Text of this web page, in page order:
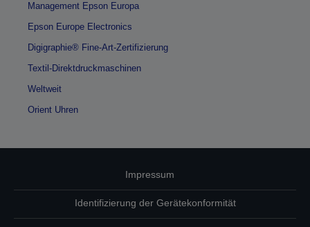
Management Epson Europa
Epson Europe Electronics
Digigraphie® Fine-Art-Zertifizierung
Textil-Direktdruckmaschinen
Weltweit
Orient Uhren
Impressum
Identifizierung der Gerätekonformität